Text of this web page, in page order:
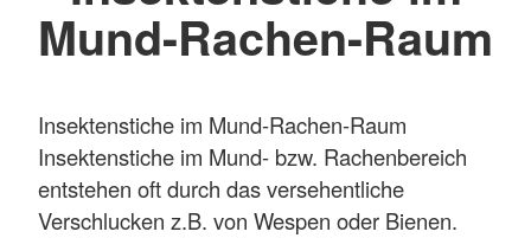
Mund-Rachen-Raum
Insektenstiche im Mund-Rachen-Raum
Insektenstiche im Mund- bzw. Rachenbereich
entstehen oft durch das versehentliche
Verschlucken z.B. von Wespen oder Bienen.